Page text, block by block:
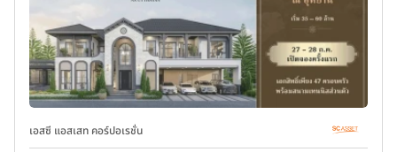
เอสซี แอสเสท คอร์ปอเรชั่น